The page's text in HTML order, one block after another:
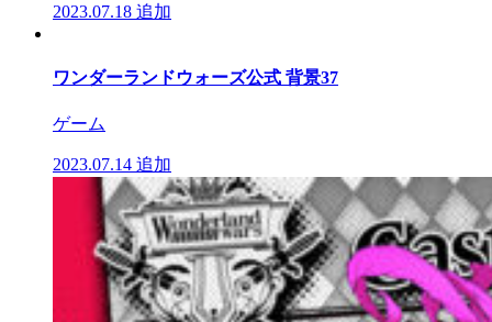
2023.07.18 追加
ワンダーランドウォーズ公式 背景37
ゲーム
2023.07.14 追加